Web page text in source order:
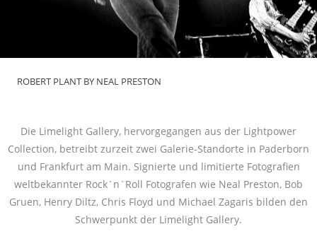
ROBERT PLANT BY NEAL PRESTON
Die Limelight Gallery, hervorgegangen aus der Lightpower
Collection, betreibt zurzeit zwei Galerie-Standorte in Paderborn
und Frankfurt am Main. Signierte und limitierte Fotografien
weltbekannter Rock`n`Roll Fotografen wie Neal Preston, Bob
Gruen, Henry Diltz, Chris Floyd und Michael Zagaris bilden den
Schwerpunkt der Limelight Gallery.